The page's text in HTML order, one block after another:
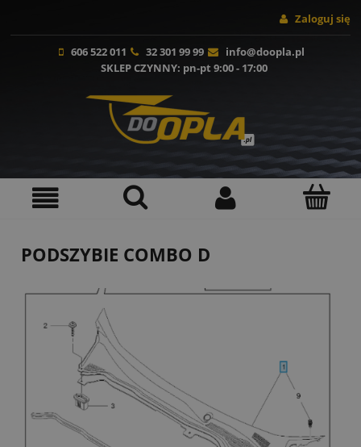
Zaloguj się
606 522 011 32 301 99 99
info@doopla.pl
SKLEP CZYNNY: pn-pt 9:00 - 17:00
PODSZYBIE COMBO D